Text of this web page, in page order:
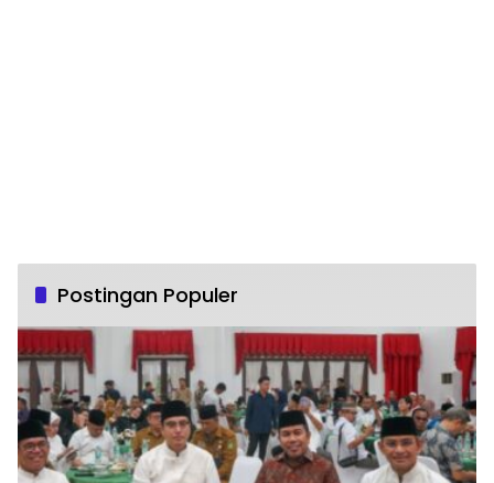
Postingan Populer